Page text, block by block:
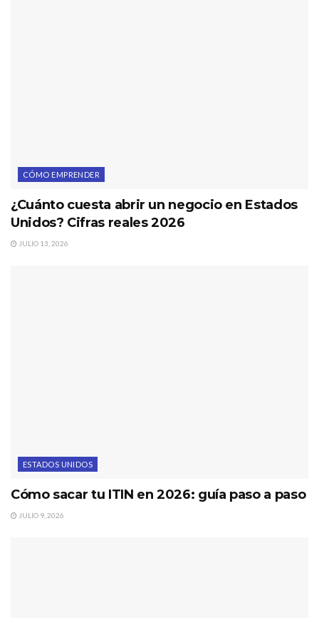
CÓMO EMPRENDER
¿Cuánto cuesta abrir un negocio en Estados
Unidos? Cifras reales 2026
JULIO 13, 2026
ESTADOS UNIDOS
Cómo sacar tu ITIN en 2026: guía paso a paso
JULIO 9, 2026